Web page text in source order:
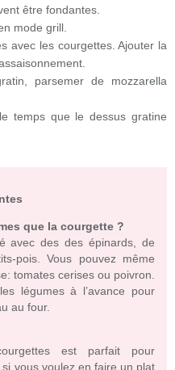
être fondantes.
mode grill.
avec les courgettes. Ajouter la
parsemer de mozzarella
temps que le dessus gratine
que la courgette ?
avec des des épinards, de
pois. Vous pouvez même
tomates cerises ou poivron.
légumes à l’avance pour
au four.
est parfait pour
vous voulez en faire un plat